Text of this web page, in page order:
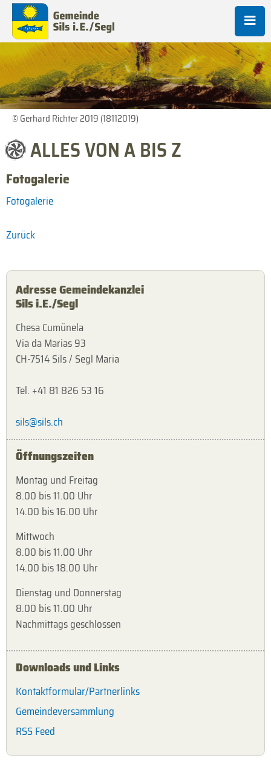
© Gerhard Richter 2019 (18112019)
ALLES VON A BIS Z
Fotogalerie
Fotogalerie
Zurück
Adresse Gemeindekanzlei
Sils i.E./Segl
Chesa Cumünela
Via da Marias 93
CH-7514 Sils / Segl Maria
Tel. +41 81 826 53 16
sils@sils.ch
Öffnungszeiten
Montag und Freitag
8.00 bis 11.00 Uhr
14.00 bis 16.00 Uhr
Mittwoch
8.00 bis 11.00 Uhr
14.00 bis 18.00 Uhr
Dienstag und Donnerstag
8.00 bis 11.00 Uhr
Nachmittags geschlossen
Downloads und Links
Kontaktformular/Partnerlinks
Gemeindeversammlung
RSS Feed